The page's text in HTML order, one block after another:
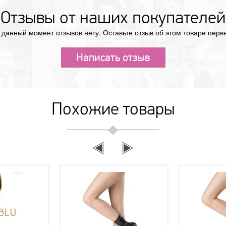
Отзывы от наших покупателей
момент отзывов нету. Оставьте отзыв об этом товаре
Написать отзыв
Похожие товары